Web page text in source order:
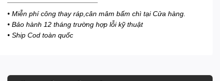
• Miễn phí công thay ráp,cân mâm bấm chì tại Cửa hàng.
• Bảo hành 12 tháng trường hợp lỗi kỹ thuật
• Ship Cod toàn quốc